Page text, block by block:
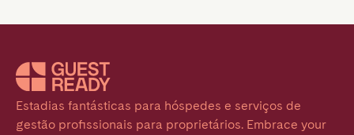
Estadias fantásticas para hóspedes e serviços de
gestão profissionais para proprietários. Embrace your